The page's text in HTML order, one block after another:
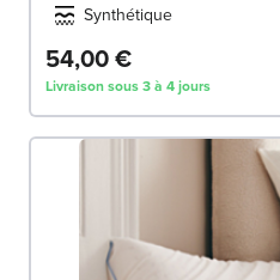
Synthétique
54,00 €
Livraison sous 3 à 4 jours